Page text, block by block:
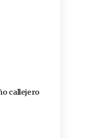
callejero